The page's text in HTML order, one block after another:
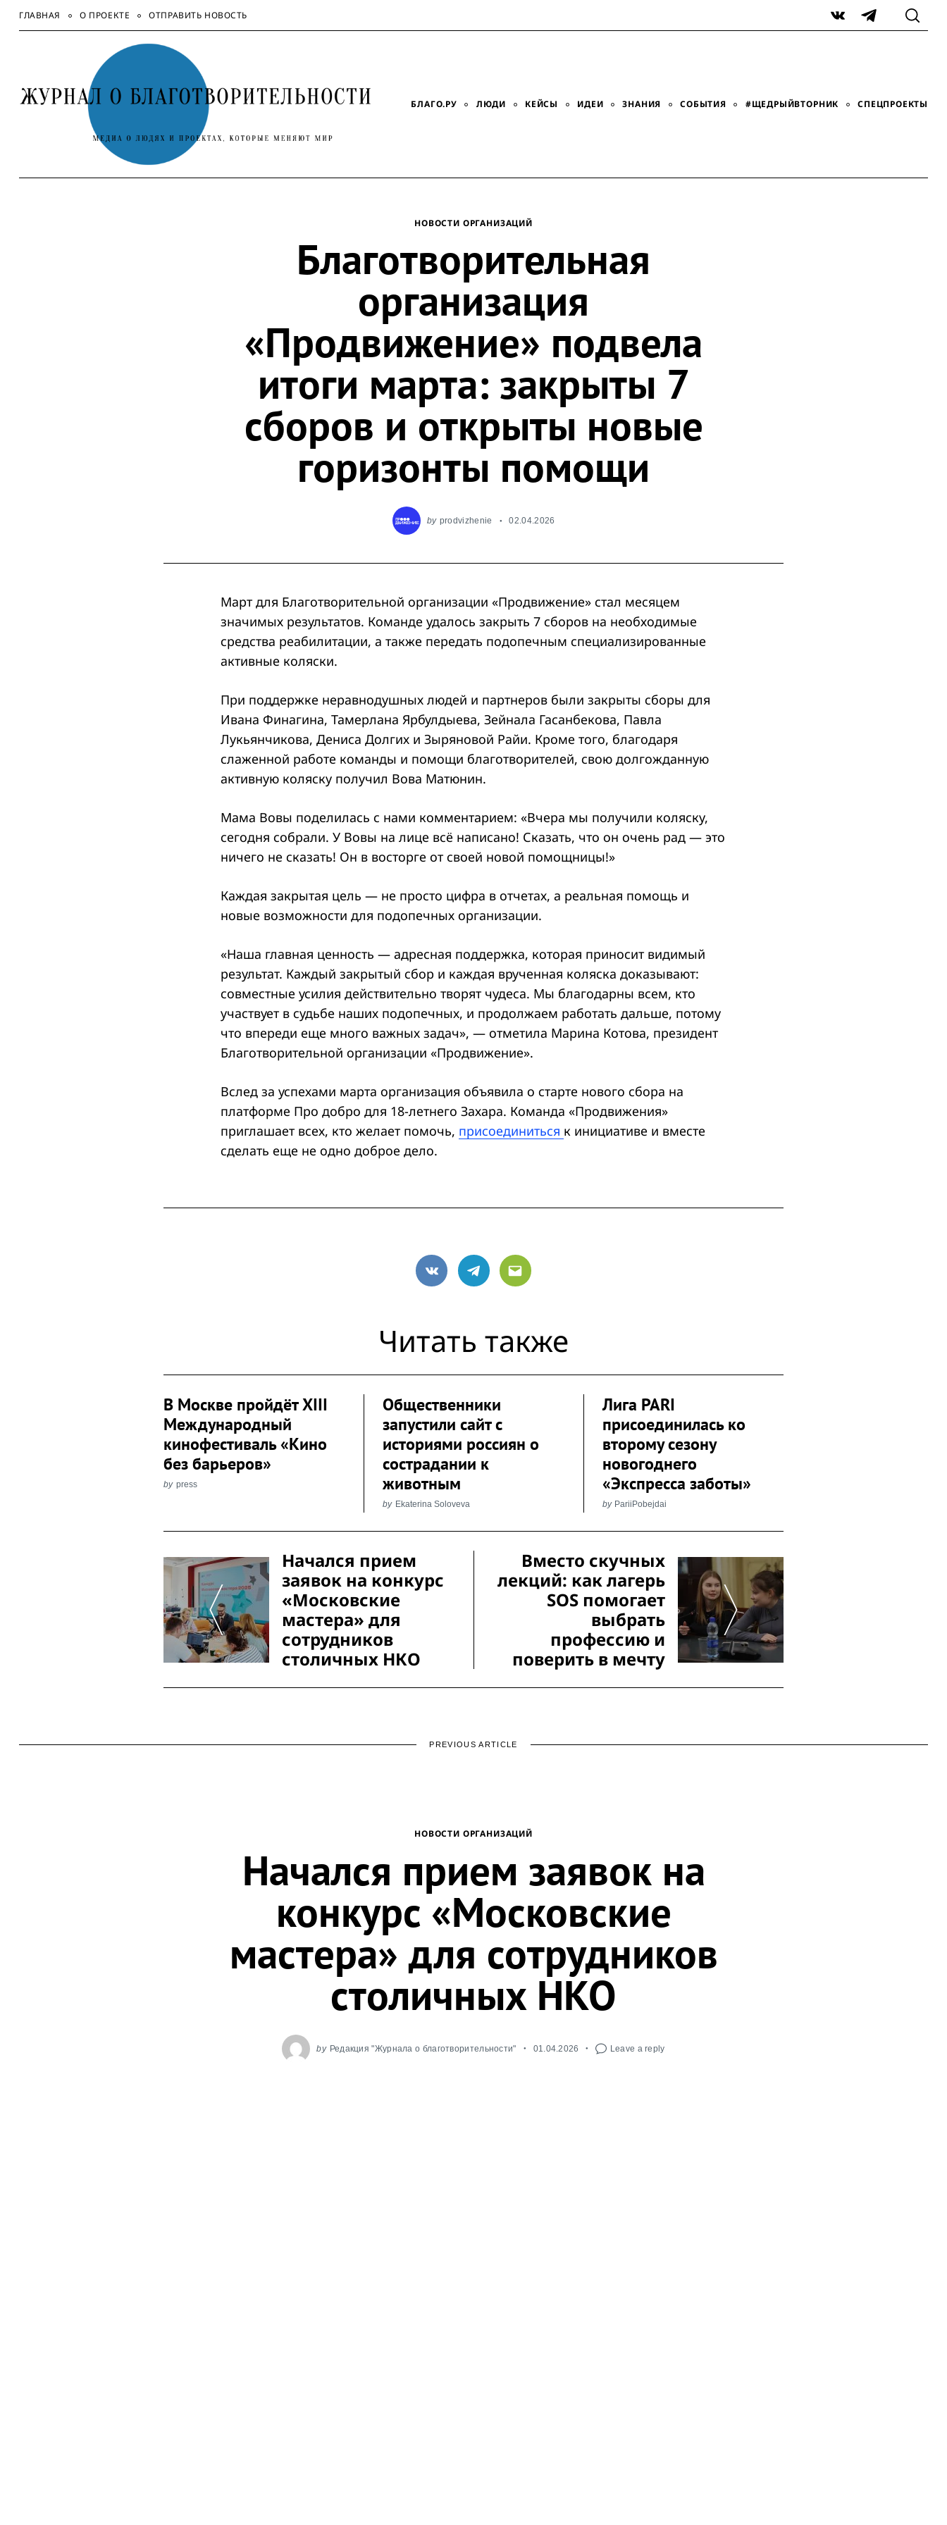
SkipГЛАВНАЯ О ПРОЕКТЕ ОТПРАВИТЬ НОВОСТЬ
VK Telegram
БЛАГО.РУ ЛЮДИ КЕЙСЫ ИДЕИ ЗНАНИЯ СОБЫТИЯ #ЩЕДРЫЙВТОРНИК СПЕЦПРОЕКТЫ
НОВОСТИ ОРГАНИЗАЦИЙ
Благотворительная
организация
«Продвижение» подвела
итоги марта: закрыты 7
сборов и открыты новые
горизонты помощи
by prodvizhenie 02.04.2026
Март для Благотворительной организации «Продвижение» стал месяцем
значимых результатов. Команде удалось закрыть 7 сборов на необходимые
средства реабилитации, а также передать подопечным специализированные
активные коляски.
При поддержке неравнодушных людей и партнеров были закрыты сборы для
Ивана Финагина, Тамерлана Ярбулдыева, Зейнала Гасанбекова, Павла
Лукьянчикова, Дениса Долгих и Зыряновой Райи. Кроме того, благодаря
слаженной работе команды и помощи благотворителей, свою долгожданную
активную коляску получил Вова Матюнин.
Мама Вовы поделилась с нами комментарием: «Вчера мы получили коляску,
сегодня собрали. У Вовы на лице всё написано! Сказать, что он очень рад — это
ничего не сказать! Он в восторге от своей новой помощницы!»
Каждая закрытая цель — не просто цифра в отчетах, а реальная помощь и
новые возможности для подопечных организации.
«Наша главная ценность — адресная поддержка, которая приносит видимый
результат. Каждый закрытый сбор и каждая врученная коляска доказывают:
совместные усилия действительно творят чудеса. Мы благодарны всем, кто
участвует в судьбе наших подопечных, и продолжаем работать дальше, потому
что впереди еще много важных задач», — отметила Марина Котова, президент
Благотворительной организации «Продвижение».
Вслед за успехами марта организация объявила о старте нового сбора на
платформе Про добро для 18-летнего Захара. Команда «Продвижения»
приглашает всех, кто желает помочь, присоединиться к инициативе и вместе
сделать еще не одно доброе дело.
VK Telegram
Email
Читать также
В Москве пройдёт XIII
Международный
кинофестиваль «Кино
без барьеров»
by press
Общественники
запустили сайт с
историями россиян о
сострадании к
животным
by Ekaterina Soloveva
Лига PARI
присоединилась ко
второму сезону
новогоднего
«Экспресса заботы»
by PariiPobejdai
NavigationНачался прием
заявок на конкурс
«Московские
мастера» для
сотрудников
столичных НКО
Вместо скучных
лекций: как лагерь
SOS помогает
выбрать
профессию и
поверить в мечту
PREVIOUS ARTICLE
НОВОСТИ ОРГАНИЗАЦИЙ
Начался прием заявок на
конкурс «Московские
мастера» для сотрудников
столичных НКО
by Редакция "Журнала о благотворительности" 01.04.2026 Leave a reply